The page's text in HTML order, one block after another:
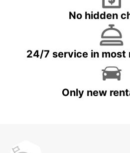
No hidden
24/7 service in most
Only new